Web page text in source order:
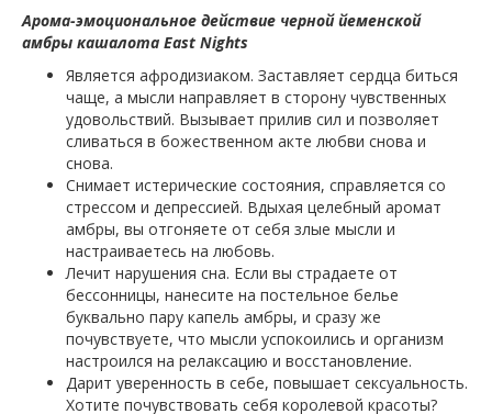
Арома-эмоциональное действие черной йеменской
амбры кашалота East Nights
Является афродизиаком. Заставляет сердца биться
чаще, а мысли направляет в сторону чувственных
удовольствий. Вызывает прилив сил и позволяет
сливаться в божественном акте любви снова и
снова.
Снимает истерические состояния, справляется со
стрессом и депрессией. Вдыхая целебный аромат
амбры, вы отгоняете от себя злые мысли и
настраиваетесь на любовь.
Лечит нарушения сна. Если вы страдаете от
бессонницы, нанесите на постельное белье
буквально пару капель амбры, и сразу же
почувствуете, что мысли успокоились и организм
настроился на релаксацию и восстановление.
Дарит уверенность в себе, повышает сексуальность.
Хотите почувствовать себя королевой красоты?